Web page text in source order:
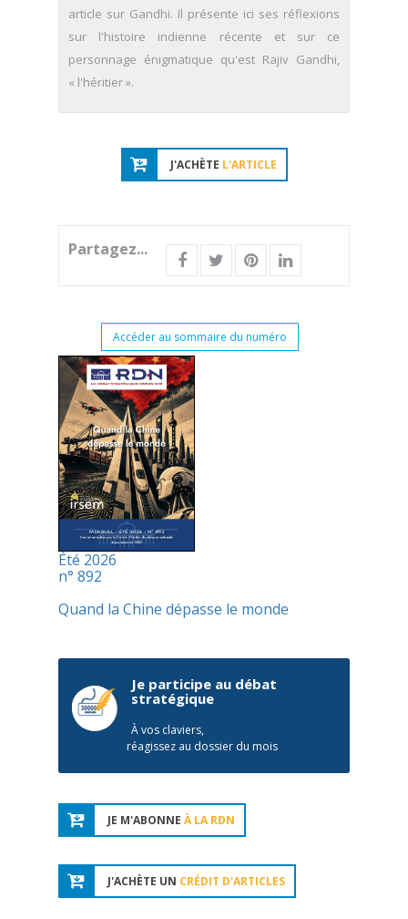
article sur Gandhi. Il présente ici ses réflexions
sur l'histoire indienne récente et sur ce
personnage énigmatique qu'est Rajiv Gandhi,
« l'héritier ».
J'ACHÈTE L'ARTICLE
Partagez...
Accéder au sommaire du numéro
Été 2026
n° 892
Quand la Chine dépasse le monde
Je participe au débat
stratégique
À vos claviers,
réagissez au dossier du mois
JE M'ABONNE À LA RDN
J'ACHÈTE UN CRÉDIT D'ARTICLES